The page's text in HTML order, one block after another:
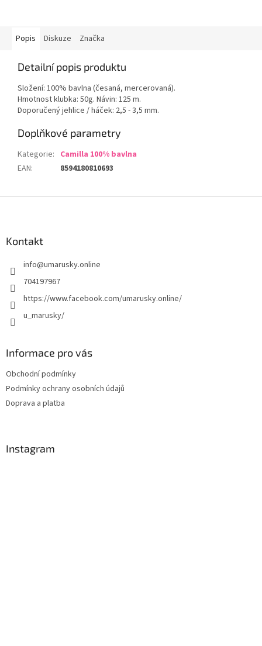
Popis Diskuze Značka
Detailní popis produktu
Složení: 100% bavlna (česaná, mercerovaná).
Hmotnost klubka: 50g. Návin: 125 m.
Doporučený jehlice / háček: 2,5 - 3,5 mm.
Doplňkové parametry
Kategorie: Camilla 100% bavlna
EAN: 8594180810693
Kontakt
info@umarusky.online
704197967
https://www.facebook.com/umarusky.online/
u_marusky/
Informace pro vás
Obchodní podmínky
Podmínky ochrany osobních údajů
Doprava a platba
Instagram